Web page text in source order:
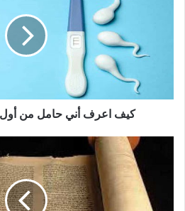
كيف اعرف أني حامل من أول